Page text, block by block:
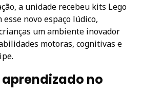
a unidade recebeu kits Lego
novo espaço lúdico,
um ambiente inovador
motoras, cognitivas e
no